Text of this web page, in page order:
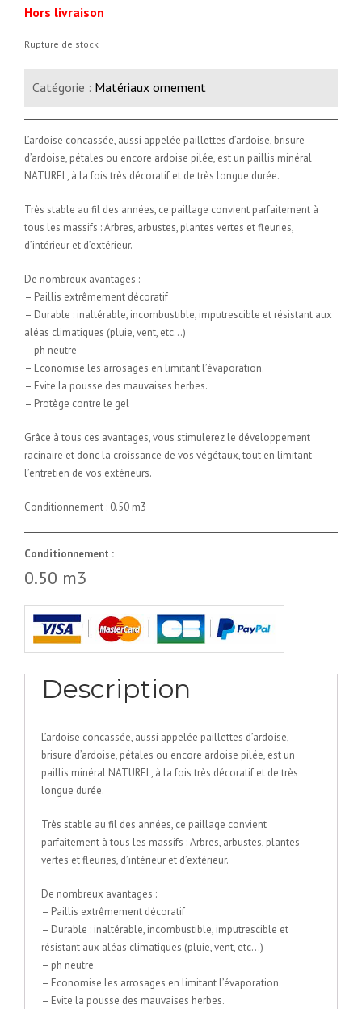
Hors livraison
Rupture de stock
Catégorie : Matériaux ornement
L’ardoise concassée, aussi appelée paillettes d’ardoise, brisure
d’ardoise, pétales ou encore ardoise pilée, est un paillis minéral
NATUREL, à la fois très décoratif et de très longue durée.
Très stable au fil des années, ce paillage convient parfaitement à
tous les massifs : Arbres, arbustes, plantes vertes et fleuries,
d’intérieur et d’extérieur.
De nombreux avantages :
– Paillis extrêmement décoratif
– Durable : inaltérable, incombustible, imputrescible et résistant aux
aléas climatiques (pluie, vent, etc…)
– ph neutre
– Economise les arrosages en limitant l’évaporation.
– Evite la pousse des mauvaises herbes.
– Protège contre le gel
Grâce à tous ces avantages, vous stimulerez le développement
racinaire et donc la croissance de vos végétaux, tout en limitant
l’entretien de vos extérieurs.
Conditionnement : 0.50 m3
Conditionnement :
0.50 m3
Description
L’ardoise concassée, aussi appelée paillettes d’ardoise,
brisure d’ardoise, pétales ou encore ardoise pilée, est un
paillis minéral NATUREL, à la fois très décoratif et de très
longue durée.
Très stable au fil des années, ce paillage convient
parfaitement à tous les massifs : Arbres, arbustes, plantes
vertes et fleuries, d’intérieur et d’extérieur.
De nombreux avantages :
– Paillis extrêmement décoratif
– Durable : inaltérable, incombustible, imputrescible et
résistant aux aléas climatiques (pluie, vent, etc…)
– ph neutre
– Economise les arrosages en limitant l’évaporation.
– Evite la pousse des mauvaises herbes.